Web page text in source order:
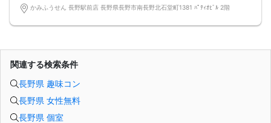
かみふうせん 長野駅前店 長野県長野市南長野北石堂町1381 ﾊﾟﾃｨｵﾋﾞﾙ 2階
関連する検索条件
長野県 趣味コン
長野県 女性無料
長野県 個室